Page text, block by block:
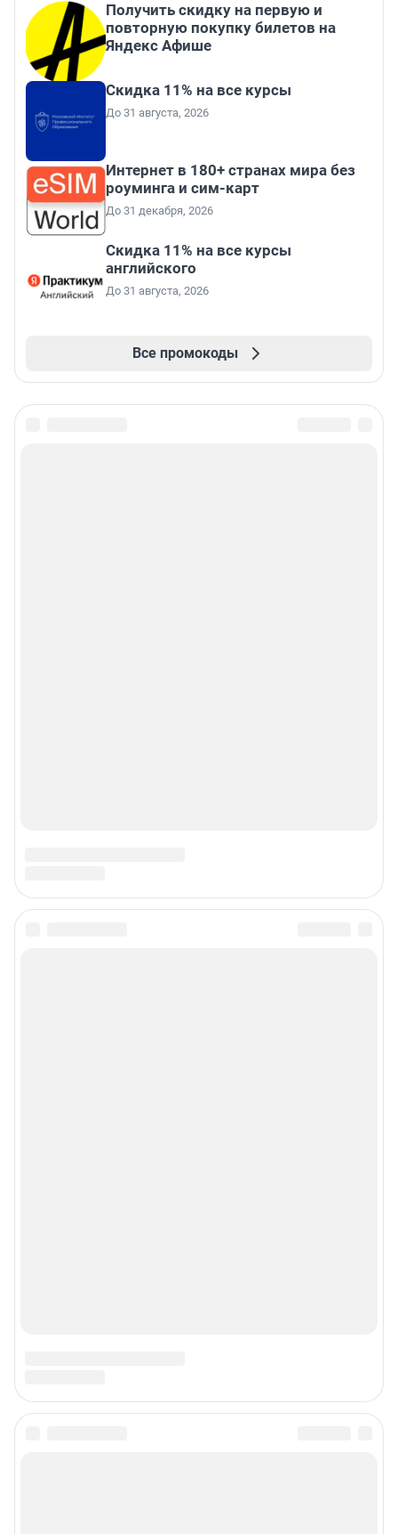
Получить скидку на первую и
повторную покупку билетов на
Яндекс Афише
Скидка 11% на все курсы
До 31 августа, 2026
Интернет в 180+ странах мира без
роуминга и сим-карт
До 31 декабря, 2026
Скидка 11% на все курсы
английского
До 31 августа, 2026
Все промокоды